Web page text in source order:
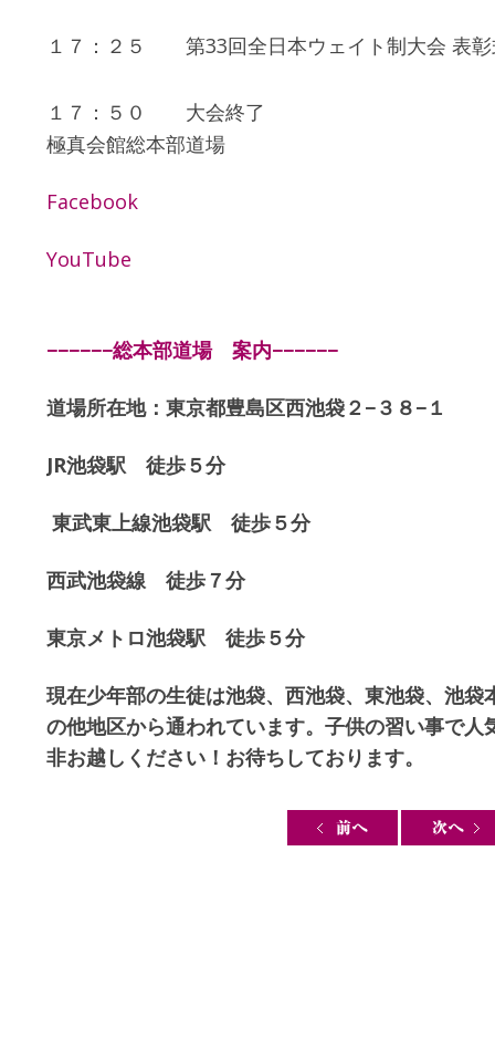
１７：２５ 第33回全日本ウェイト制大会 表彰
１７：５０ 大会終了
極真会館総本部道場
Facebook
YouTube
−−−−−−総本部道場 案内−−−−−−
道場所在地：東京都豊島区西池袋２−３８−１
JR池袋駅 徒歩５分
東武東上線池袋駅 徒歩５分
西武池袋線 徒歩７分
東京メトロ池袋駅 徒歩５分
現在少年部の生徒は池袋、西池袋、東池袋、池袋
の他地区から通われています。子供の習い事で人
非お越しください！お待ちしております。